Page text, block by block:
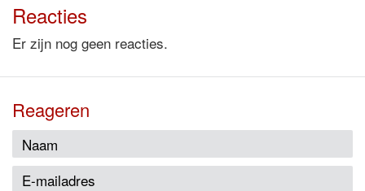
Reacties
Er zijn nog geen reacties.
Reageren